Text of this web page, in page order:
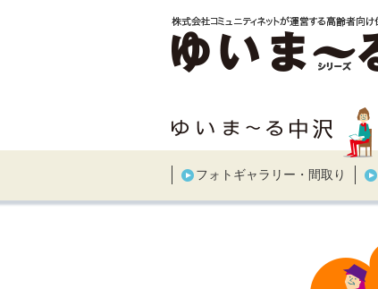
フォトギャラリー・間取り